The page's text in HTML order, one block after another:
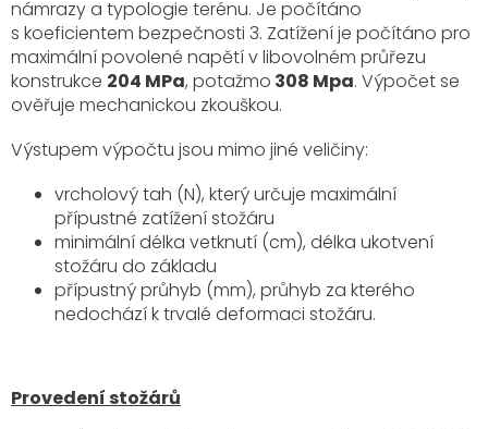
námrazy a typologie terénu. Je počítáno
s koeficientem bezpečnosti 3. Zatížení je počítáno pro
maximální povolené napětí v libovolném průřezu
konstrukce 204 MPa, potažmo 308 Mpa. Výpočet se
ověřuje mechanickou zkouškou.
Výstupem výpočtu jsou mimo jiné veličiny:
vrcholový tah (N), který určuje maximální
přípustné zatížení stožáru
minimální délka vetknutí (cm), délka ukotvení
stožáru do základu
přípustný průhyb (mm), průhyb za kterého
nedochází k trvalé deformaci stožáru.
Provedení stožárů